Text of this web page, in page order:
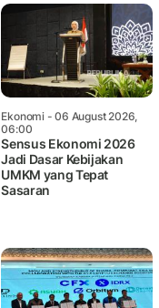
Ekonomi- 06 August 2026,
06:00
Sensus Ekonomi 2026
Jadi Dasar Kebijakan
UMKM yang Tepat
Sasaran